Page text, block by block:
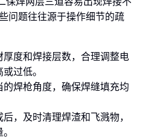
问题往往源于操作细节的疏
度和焊接层数，合理调整电
过低。
焊枪角度，确保焊缝填充均
，及时清理焊渣和飞溅物，